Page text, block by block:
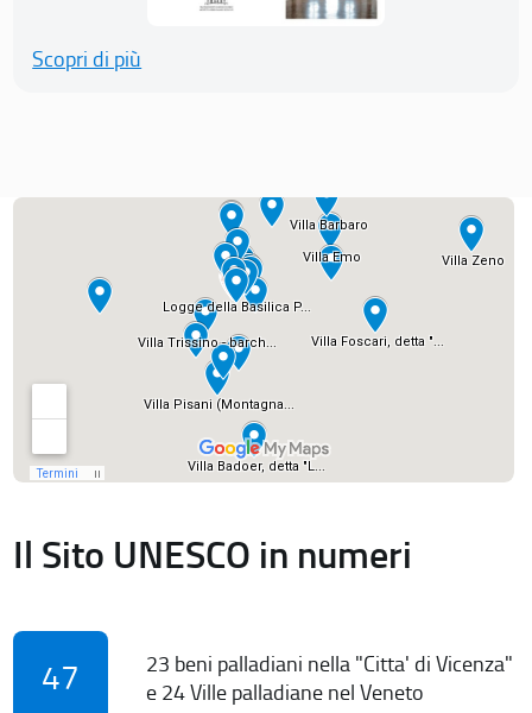
Scopri di più
Il Sito UNESCO in numeri
47
23 beni palladiani nella "Citta' di Vicenza"
e 24 Ville palladiane nel Veneto